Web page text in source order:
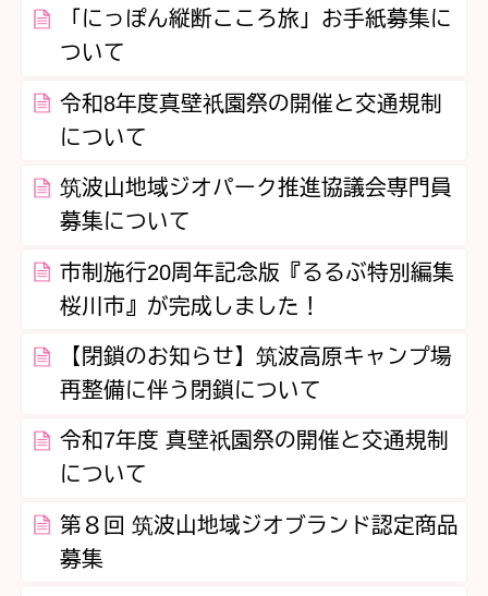
「にっぽん縦断こころ旅」お手紙募集に
ついて
令和8年度真壁祇園祭の開催と交通規制
について
筑波山地域ジオパーク推進協議会専門員
募集について
市制施行20周年記念版『るるぶ特別編集
桜川市』が完成しました！
【閉鎖のお知らせ】筑波高原キャンプ場
再整備に伴う閉鎖について
令和7年度 真壁祇園祭の開催と交通規制
について
第８回 筑波山地域ジオブランド認定商品
募集